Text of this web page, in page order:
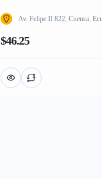
Av. Felipe II 822, Cuenca,
$46.25